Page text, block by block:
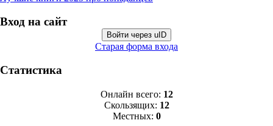
Вход на сайт
Войти через uID
Старая форма входа
Статистика
Онлайн всего: 12
Скользящих: 12
Местных: 0